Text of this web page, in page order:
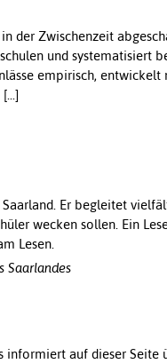
der Zwischenzeit
und systematisiert
empirisch, entwickelt
Er begleitet
wecken sollen. Ein
Lesen.
Saarlandes
auf dieser Seite